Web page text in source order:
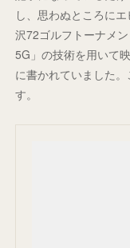
し、思わぬところに
沢72ゴルフトーナメ
5G」の技術を用いて
に書かれていました
す。